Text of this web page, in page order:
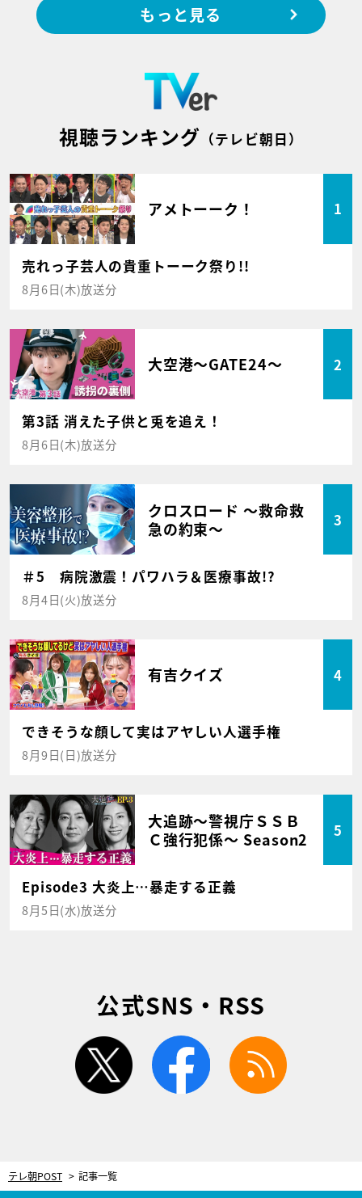
もっと見る
視聴ランキング （テレビ朝日）
アメトーーク！ 1
売れっ子芸人の貴重トーーク祭り!!
8月6日(木)放送分
大空港～GATE24～ 2
第3話 消えた子供と兎を追え！
8月6日(木)放送分
クロスロード ～救命救
急の約束～
3
＃5 病院激震！パワハラ＆医療事故!?
8月4日(火)放送分
有吉クイズ 4
できそうな顔して実はアヤしい人選手権
8月9日(日)放送分
大追跡～警視庁ＳＳＢ
Ｃ強行犯係～ Season2
5
Episode3 大炎上…暴走する正義
8月5日(水)放送分
公式SNS・RSS
twitter facebook
テレ朝POST 記事一覧